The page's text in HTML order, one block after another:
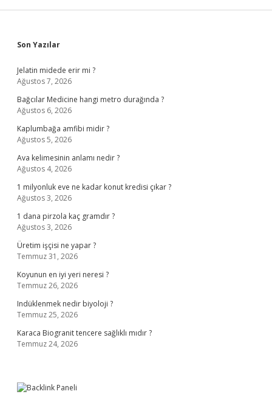
Sidebar
Son Yazılar
Jelatin midede erir mi ?
Ağustos 7, 2026
Bağcılar Medicine hangi metro durağında ?
Ağustos 6, 2026
Kaplumbağa amfibi midir ?
Ağustos 5, 2026
Ava kelimesinin anlamı nedir ?
Ağustos 4, 2026
1 milyonluk eve ne kadar konut kredisi çıkar ?
Ağustos 3, 2026
1 dana pirzola kaç gramdır ?
Ağustos 3, 2026
Üretim işçisi ne yapar ?
Temmuz 31, 2026
Koyunun en iyi yeri neresi ?
Temmuz 26, 2026
Indüklenmek nedir biyoloji ?
Temmuz 25, 2026
Karaca Biogranit tencere sağlıklı mıdır ?
Temmuz 24, 2026